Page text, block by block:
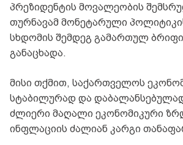
პრეზიდენტის მოვალეობის
თურნავამ მონეტარული
სხდომის შემდეგ გამართულ
განაცხადა.
მისი თქმით, საქართველოს
სტაბილურად და
ძლიერი მაღალი ეკონომიკური
ინფლაციის ძალიან კარგი